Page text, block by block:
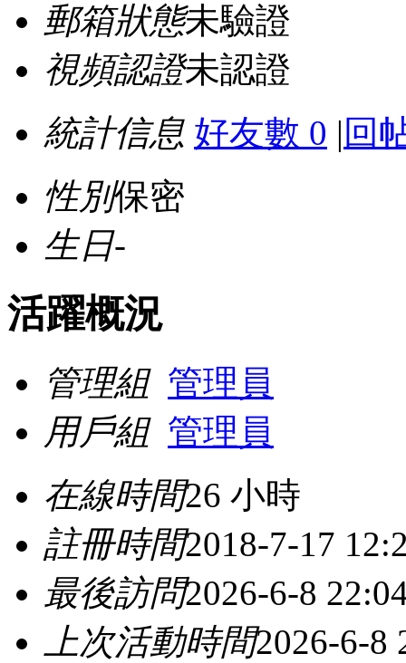
郵箱狀態未驗證
視頻認證未認證
統計信息 好友數 0 | 回
性別保密
生日-
活躍概況
管理組 管理員
用戶組 管理員
在線時間26 小時
註冊時間2018-7-17
最後訪問2026-6-8
上次活動時間2026-6-8